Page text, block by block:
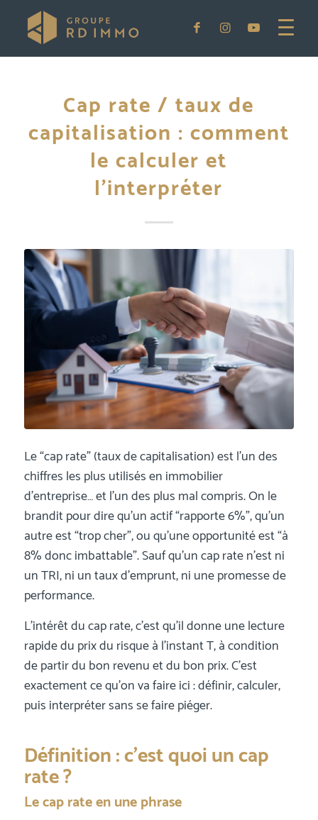
Cap rate / taux de
capitalisation : comment
le calculer et
l’interpréter
Le “cap rate” (taux de capitalisation) est l’un des
chiffres les plus utilisés en immobilier
d’entreprise… et l’un des plus mal compris. On le
brandit pour dire qu’un actif “rapporte 6%”, qu’un
autre est “trop cher”, ou qu’une opportunité est “à
8% donc imbattable”. Sauf qu’un cap rate n’est ni
un TRI, ni un taux d’emprunt, ni une promesse de
performance.
L’intérêt du cap rate, c’est qu’il donne une lecture
rapide du prix du risque à l’instant T, à condition
de partir du bon revenu et du bon prix. C’est
exactement ce qu’on va faire ici : définir, calculer,
puis interpréter sans se faire piéger.
Définition : c’est quoi un cap
rate ?
Le cap rate en une phrase